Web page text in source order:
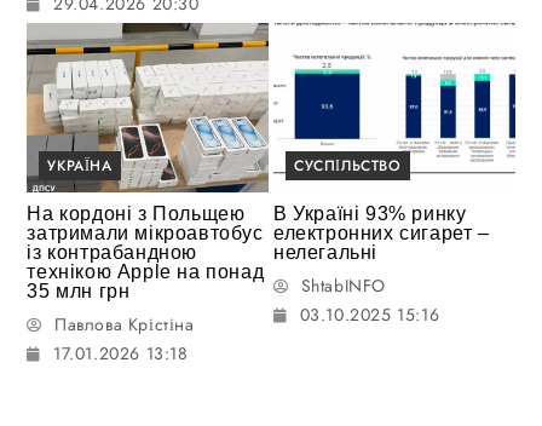
УКРАЇНА
На кордоні з Польщею
затримали мікроавтобус
із контрабандною
технікою Apple на понад
35 млн грн
Павлова Крістіна
17.01.2026 13:18
СУСПІЛЬСТВО
В Україні 93% ринку
електронних сигарет –
нелегальні
ShtabINFO
03.10.2025 15:16